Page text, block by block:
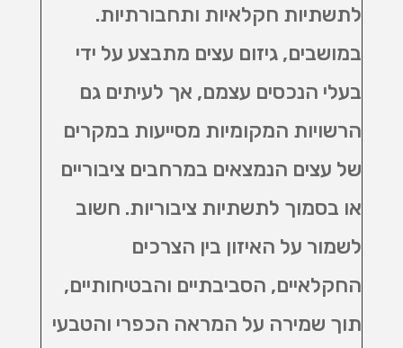
לתשתיות חקלאיות ותחבורתיות.
במושבים, גיזום עצים מתבצע על ידי
בעלי הנכסים עצמם, אך לעיתים גם
הרשויות המקומיות מסייעות במקרים
של עצים הנמצאים במרחבים ציבוריים
או בסמוך לתשתיות ציבוריות. חשוב
לשמור על האיזון בין הצרכים
החקלאיים, הסביבתיים והבטיחותיים,
תוך שמירה על המראה הכפרי והטבעי